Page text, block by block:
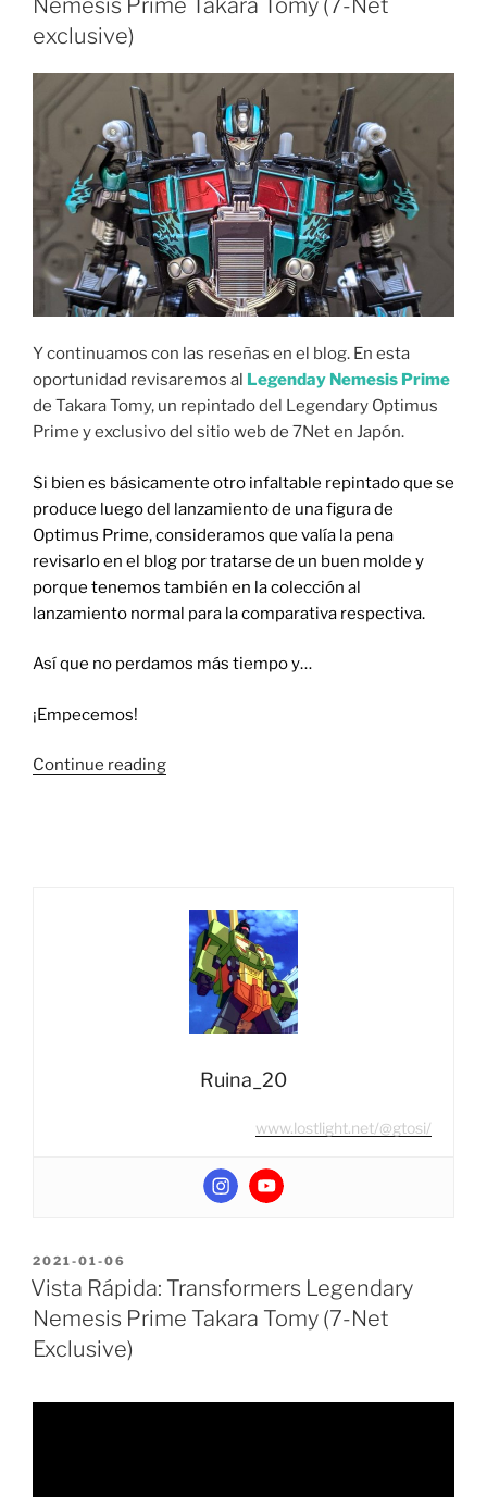
Nemesis Prime Takara Tomy (7-Net
exclusive)
Y continuamos con las reseñas en el blog. En esta
oportunidad revisaremos al Legenday Nemesis Prime
de Takara Tomy, un repintado del Legendary Optimus
Prime y exclusivo del sitio web de 7Net en Japón.
Si bien es básicamente otro infaltable repintado que se
produce luego del lanzamiento de una figura de
Optimus Prime, consideramos que valía la pena
revisarlo en el blog por tratarse de un buen molde y
porque tenemos también en la colección al
lanzamiento normal para la comparativa respectiva.
Así que no perdamos más tiempo y…
¡Empecemos!
Continue reading“Foto
Takara
Tomy
exclusive)”
Ruina_20
www.lostlight.net/@gtosi/
POSTED
ON
2021-01-06
Vista Rápida: Transformers Legendary
Nemesis Prime Takara Tomy (7-Net
Exclusive)